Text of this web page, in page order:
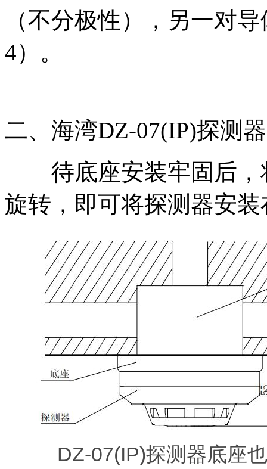
（不分极性），另一对
4）。
二、海湾DZ-07(IP)探测
待底座安装牢固后，
旋转，即可将探测器安
DZ-07(IP)探测器底座也